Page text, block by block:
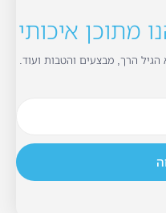
מתוכן איכותי
הרך, מבצעים והטבות ועוד.